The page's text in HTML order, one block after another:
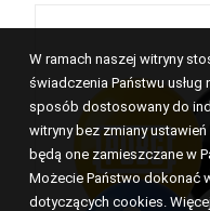
W ramach naszej witryny
świadczenia Państwu
sposób dostosowany do
witryny bez zmiany
będą one zamieszczane w
Możecie Państwo dokonać
dotyczących cookies.